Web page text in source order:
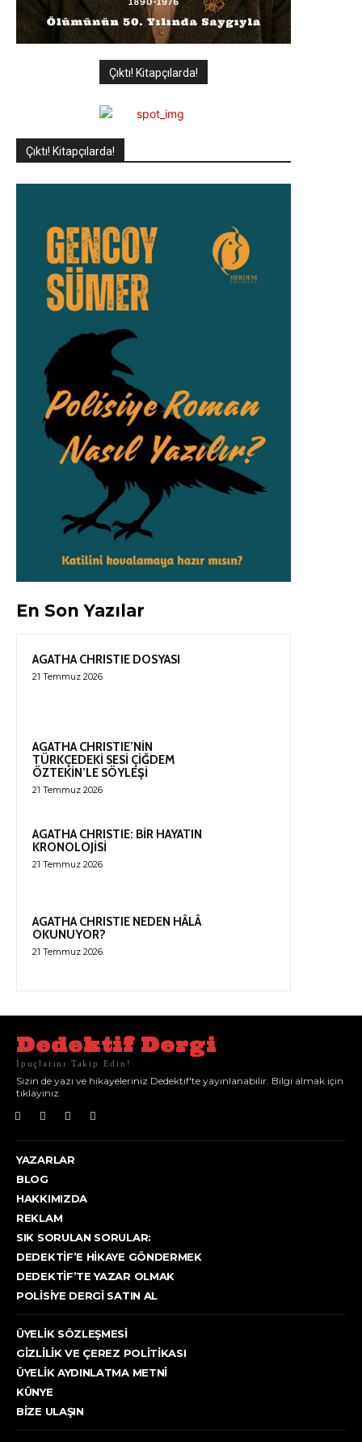
Çıktı! Kitapçılarda!
Çıktı! Kitapçılarda!
En Son Yazılar
AGATHA CHRISTIE DOSYASI
21 Temmuz 2026
AGATHA CHRISTIE’NİN
TÜRKÇEDEKİ SESİ ÇİĞDEM
ÖZTEKİN’LE SÖYLEŞİ
21 Temmuz 2026
AGATHA CHRISTIE: BİR HAYATIN
KRONOLOJİSİ
21 Temmuz 2026
AGATHA CHRISTIE NEDEN HÂLÂ
OKUNUYOR?
21 Temmuz 2026
Dedektif Dergi
İpuçlarını Takip Edin!
Sizin de yazı ve hikayeleriniz Dedektif'te yayınlanabilir. Bilgi almak için
tıklayınız.
YAZARLAR
BLOG
HAKKIMIZDA
REKLAM
SIK SORULAN SORULAR:
DEDEKTIF’E HIKAYE GÖNDERMEK
DEDEKTIF’TE YAZAR OLMAK
POLISIYE DERGI SATIN AL
ÜYELIK SÖZLEŞMESI
GIZLILIK VE ÇEREZ POLITIKASI
ÜYELIK AYDINLATMA METNI
KÜNYE
BIZE ULAŞIN